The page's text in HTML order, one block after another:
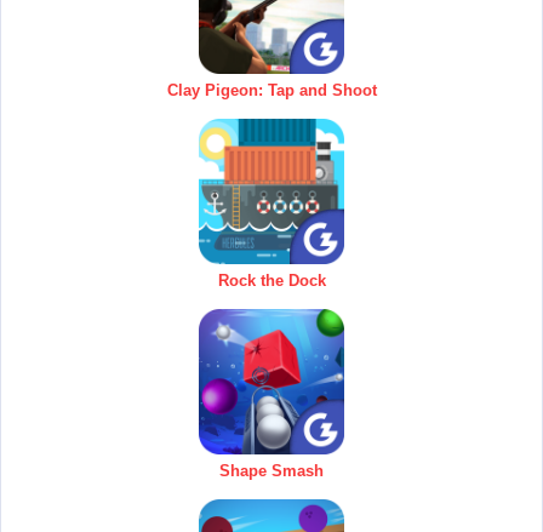
Clay Pigeon: Tap and Shoot
Rock the Dock
Shape Smash